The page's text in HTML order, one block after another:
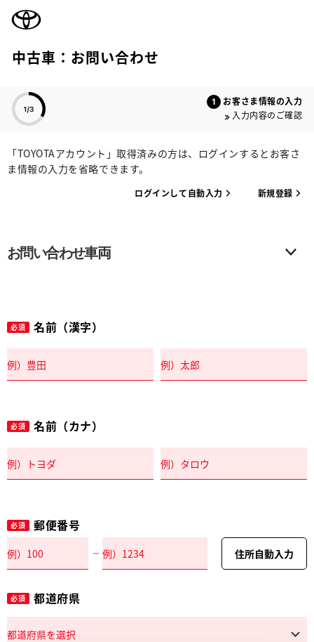
中古車：お問い合わせ
お客さま情報の入力
入力内容のご確認
「TOYOTAアカウント」取得済みの方は、ログインするとお客さ
ま情報の入力を省略できます。
ログインして自動入力 新規登録
お問い合わせ車両
必須 名前（漢字）
必須 名前（カナ）
必須 郵便番号
住所自動入力
必須 都道府県